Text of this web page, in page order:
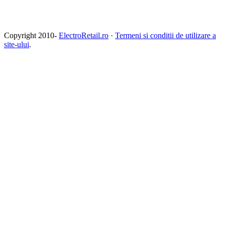
Copyright 2010- ElectroRetail.ro · Termeni si conditii de utilizare a
site-ului.